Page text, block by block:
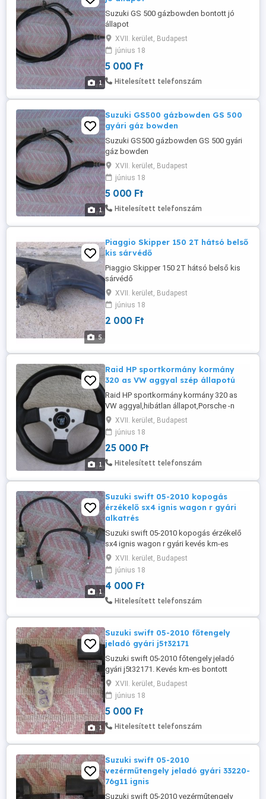
1
Suzuki GS 500 gázbowden bontott jó
állapot
XVII. kerület, Budapest
június 18
5 000 Ft
Hitelesített telefonszám
1
Suzuki GS500 gázbowden GS 500
gyári gáz bowden
Suzuki GS500 gázbowden GS 500 gyári
gáz bowden
XVII. kerület, Budapest
június 18
5 000 Ft
Hitelesített telefonszám
5
Piaggio Skipper 150 2T hátsó belső
kis sárvédő
Piaggio Skipper 150 2T hátsó belső kis
sárvédő
XVII. kerület, Budapest
június 18
2 000 Ft
1
Raid HP sportkormány kormány
320 as VW aggyal szép állapotú
Raid HP sportkormány kormány 320 as
VW aggyal,hibátlan állapot,Porsche -n
volt.XVII. kerület, Budapest
június 18
25 000 Ft
Hitelesített telefonszám
1
Suzuki swift 05-2010 kopogás
érzékelő sx4 ignis wagon r gyári
alkatrés
Suzuki swift 05-2010 kopogás érzékelő
sx4 ignis wagon r gyári kevés km-es
bontott alkatrész.
XVII. kerület, Budapest
június 18
4 000 Ft
Hitelesített telefonszám
1
Suzuki swift 05-2010 főtengely
jeladó gyári j5t32171
Suzuki swift 05-2010 főtengely jeladó
gyári j5t32171. Kevés km-es bontott
alkatrész.
XVII. kerület, Budapest
június 18
5 000 Ft
Hitelesített telefonszám
Suzuki swift 05-2010
vezérműtengely jeladó gyári 33220-
76g11 ignis
Suzuki swift 05-2010 vezérműtengely